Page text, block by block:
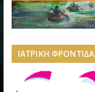
ΙΑΤΡΙΚΗ ΦΡΟΝΤΙΔΑ